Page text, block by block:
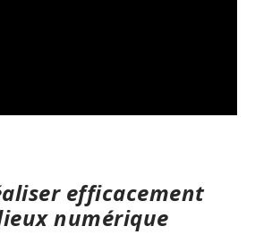
efficacement
numérique